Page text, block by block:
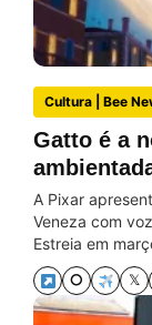
Cultura | Bee
Gatto é a
A Pixar
Veneza com
Estreia em
⭘ 𝕏